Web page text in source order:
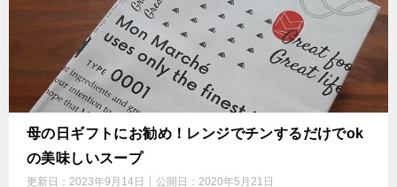
母の日ギフトにお勧め！レンジでチンするだけでok
の美味しいスープ
更新日： 2023年9月14日 公開日： 2020年5月21日